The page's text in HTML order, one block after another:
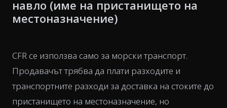
навло (име на пристанището на
местоназначение)
CFR се използва само за морски транспорт.
Продавачът трябва да плати разходите и
транспортните разходи за доставка на стоките до
пристанището на местоназначение, но